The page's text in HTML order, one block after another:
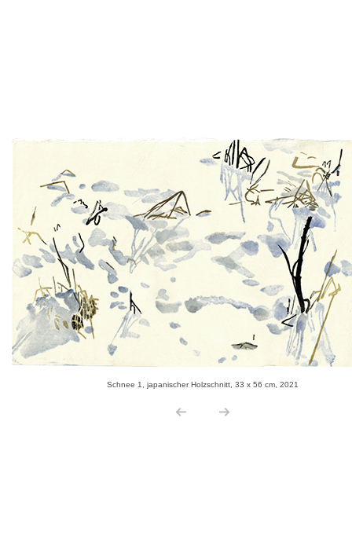
Schnee 1, japanischer Holzschnitt, 33 x 56 cm, 2021